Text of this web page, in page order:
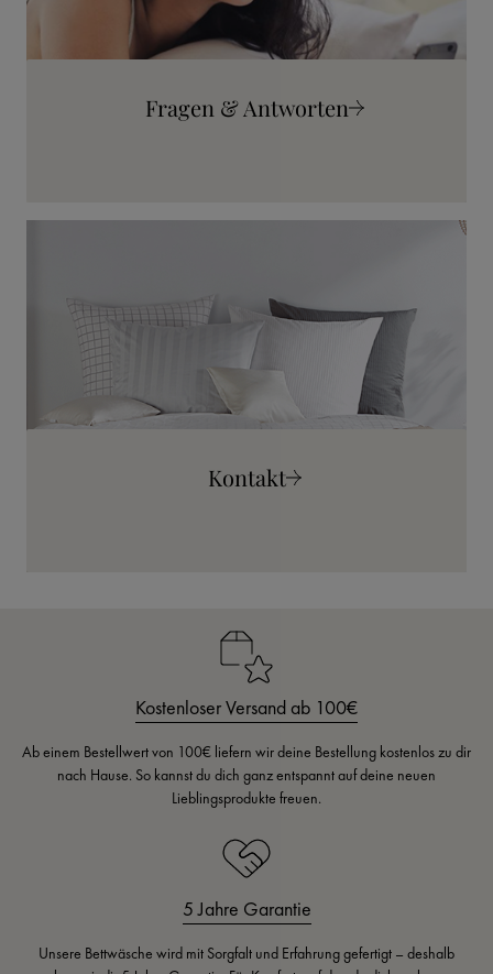
Fragen & Antworten
Kontakt
Kostenloser Versand ab 100€
Ab einem Bestellwert von 100€ liefern wir deine Bestellung kostenlos zu dir
nach Hause. So kannst du dich ganz entspannt auf deine neuen
Lieblingsprodukte freuen.
5 Jahre Garantie
Unsere Bettwäsche wird mit Sorgfalt und Erfahrung gefertigt – deshalb